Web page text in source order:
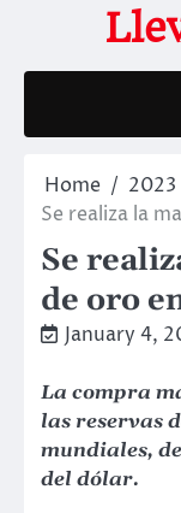
content
Home 2023
Se realiza la
Se
de oro
January 4,
La compra
las reservas
mundiales,
del dólar.